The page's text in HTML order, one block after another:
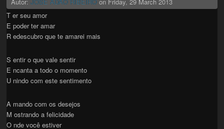
T er seu amor
E poder ter amar
R edescubro que te amarei mais
S entir o que vale sentir
E ncanta a todo o momento
U nindo com este sentimento
A mando com os desejos
M ostrando a felicidade
O nde você estiver